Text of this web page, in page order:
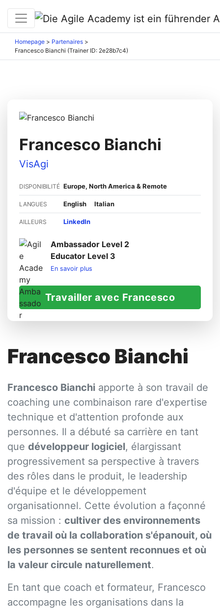
Homepage > Partenaires >
Francesco Bianchi (Trainer ID: 2e28b7c4)
Francesco Bianchi
VisAgi
DISPONIBILITÉ Europe, North America & Remote
LANGUES English Italian
AILLEURS LinkedIn
Ambassador Level 2
Educator Level 3
En savoir plus
Travailler avec Francesco
Francesco Bianchi
Francesco Bianchi apporte à son travail de
coaching une combinaison rare d'expertise
technique et d'attention profonde aux
personnes. Il a débuté sa carrière en tant
que développeur logiciel, élargissant
progressivement sa perspective à travers
des rôles dans le produit, le leadership
d'équipe et le développement
organisationnel. Cette évolution a façonné
sa mission : cultiver des environnements
de travail où la collaboration s'épanouit, où
les personnes se sentent reconnues et où
la valeur circule naturellement.
En tant que coach et formateur, Francesco
accompagne les organisations dans la